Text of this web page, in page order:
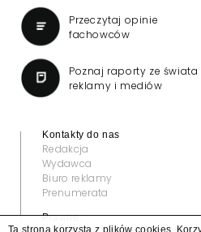
Przeczytaj opinie
fachowców
Poznaj raporty ze świata
reklamy i mediów
Kontakty do nas
Redakcja
Wydawca
Biuro reklamy
Prenumerata
Prawne:
Ta strona korzysta z plików cookies.